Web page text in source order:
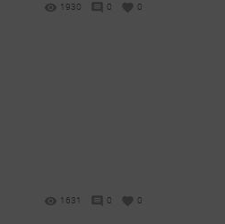
1930 0 0
1631 0 0